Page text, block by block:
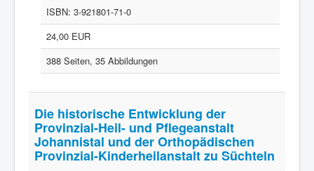
ISBN: 3-921801-71-0
24,00 EUR
388 Seiten, 35 Abbildungen
Die historische Entwicklung der
Provinzial-Heil- und Pflegeanstalt
Johannistal und der Orthopädischen
Provinzial-Kinderheilanstalt zu Süchteln